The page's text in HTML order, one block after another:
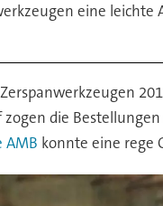
eine
die
AMB konnte eine rege